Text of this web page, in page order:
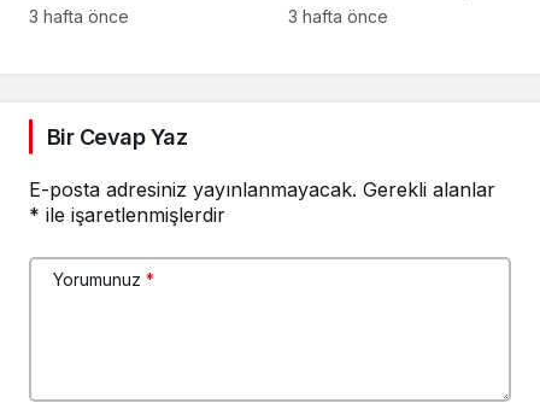
3 hafta önce
Adil Yargılanma İlkesi
3 hafta önce
Bir Cevap Yaz
E-posta adresiniz yayınlanmayacak. Gerekli alanlar
* ile işaretlenmişlerdir
Yorumunuz *